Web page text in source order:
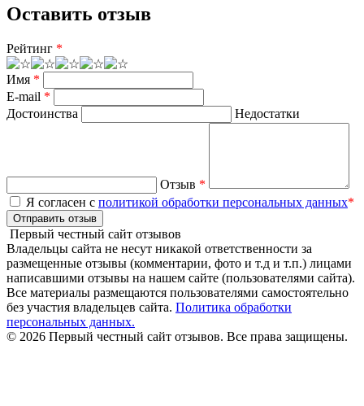
Оставить отзыв
Рейтинг *
Имя *
E-mail *
Достоинства
Недостатки
Отзыв *
Я согласен с политикой обработки персональных данных*
Отправить отзыв
Первый честный сайт отзывов
Владельцы сайта не несут никакой ответственности за
размещенные отзывы (комментарии, фото и т.д и т.п.) лицами
написавшими отзывы на нашем сайте (пользователями сайта).
Все материалы размещаются пользователями самостоятельно
без участия владельцев сайта. Политика обработки
персональных данных.
© 2026 Первый честный сайт отзывов. Все права защищены.